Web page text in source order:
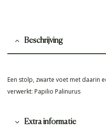
Beschrijving
Een stolp, zwarte voet met daarin
verwerkt: Papilio Palinurus
Extra informatie